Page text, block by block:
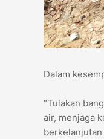
Dalam
“Tulakan
air, menjaga